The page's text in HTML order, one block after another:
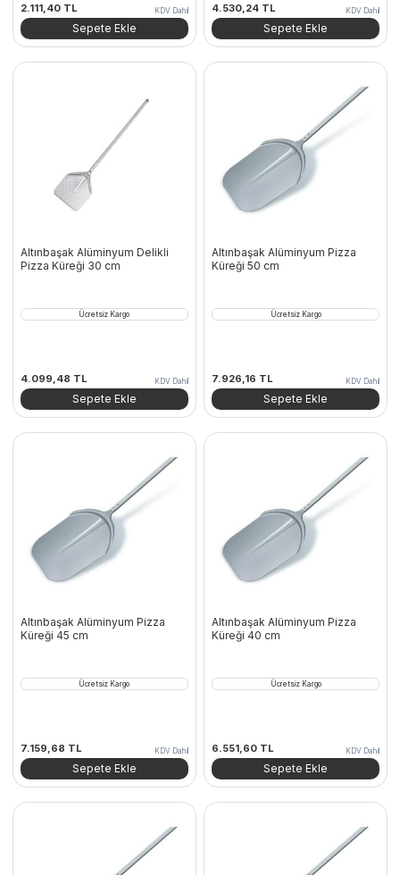
Orijinal
fiyat:
2.346,00 TL.
2.111,40 TLŞu
andaki
fiyat:
KDV Dahil
Sepete Ekle
4.530,24 TL KDV Dahil
Sepete Ekle
Altınbaşak Alüminyum Delikli
Pizza Küreği 30 cm
Ücretsiz Kargo
4.099,48 TL KDV Dahil
Sepete Ekle
Altınbaşak Alüminyum Pizza
Küreği 50 cm
Ücretsiz Kargo
7.926,16 TL KDV Dahil
Sepete Ekle
Altınbaşak Alüminyum Pizza
Küreği 45 cm
Ücretsiz Kargo
7.159,68 TL KDV Dahil
Sepete Ekle
Altınbaşak Alüminyum Pizza
Küreği 40 cm
Ücretsiz Kargo
6.551,60 TL KDV Dahil
Sepete Ekle